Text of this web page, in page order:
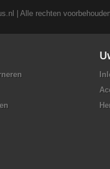
| Alle rechten